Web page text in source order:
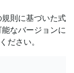
規則に基づいた式
なバージョンに
ださい。